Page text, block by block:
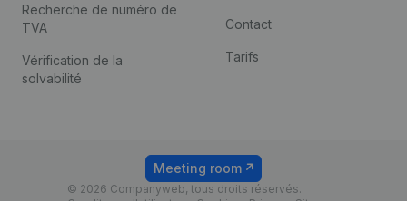
Recherche de numéro de
TVA
Vérification de la
solvabilité
Contact
Tarifs
© 2026 Companyweb, tous droits réservés.
Meeting room